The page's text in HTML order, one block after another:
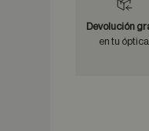
Devolución
en tu óptica